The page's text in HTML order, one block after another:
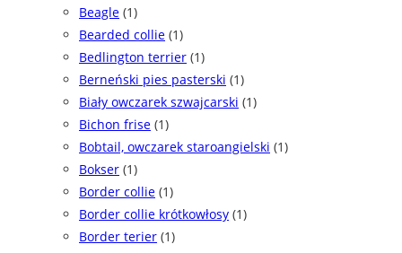
Beagle (1)
Bearded collie (1)
Bedlington terrier (1)
Berneński pies pasterski (1)
Biały owczarek szwajcarski (1)
Bichon frise (1)
Bobtail, owczarek staroangielski (1)
Bokser (1)
Border collie (1)
Border collie krótkowłosy (1)
Border terier (1)